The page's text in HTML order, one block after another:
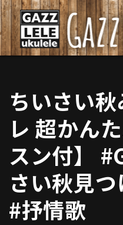
ちいさい
レ 超かん
スン付】
さい秋見
#抒情歌